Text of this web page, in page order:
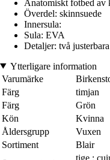
Anatomiskt fotbed av
Överdel: skinnsuede
Innersula:
Sula: EVA
Detaljer: två
Ytterligare information
Varumärke
Färg
timjan
Färg
Grön
Kön
Kvinna
Åldersgrupp
Vuxen
Sortiment
Blair
tige :